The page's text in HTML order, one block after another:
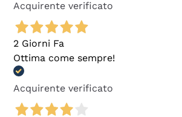
Acquirente verificato
2 Giorni Fa
Ottima come sempre!
Acquirente verificato